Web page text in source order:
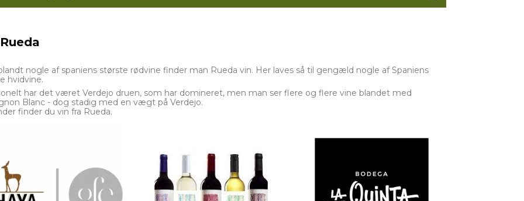
nogle af spaniens største rødvine finder man Rueda vin. Her laves så til gengæld nogle af Spaniens
hvidvine.
har det været Verdejo druen, som har domineret, men man ser flere og flere vine blandet med
Blanc - dog stadig med en vægt på Verdejo.
finder du vin fra Rueda.